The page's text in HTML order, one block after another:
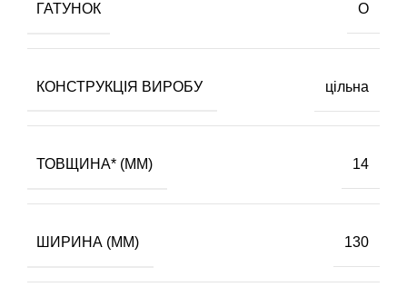
ГАТУНОК О
КОНСТРУКЦІЯ ВИРОБУ цільна
ТОВЩИНА* (ММ) 14
ШИРИНА (ММ) 130